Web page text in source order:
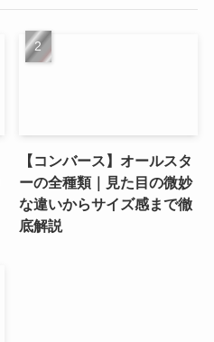
【コンバース】オールスタ
ーの全種類｜見た目の微妙
な違いからサイズ感まで徹
底解説